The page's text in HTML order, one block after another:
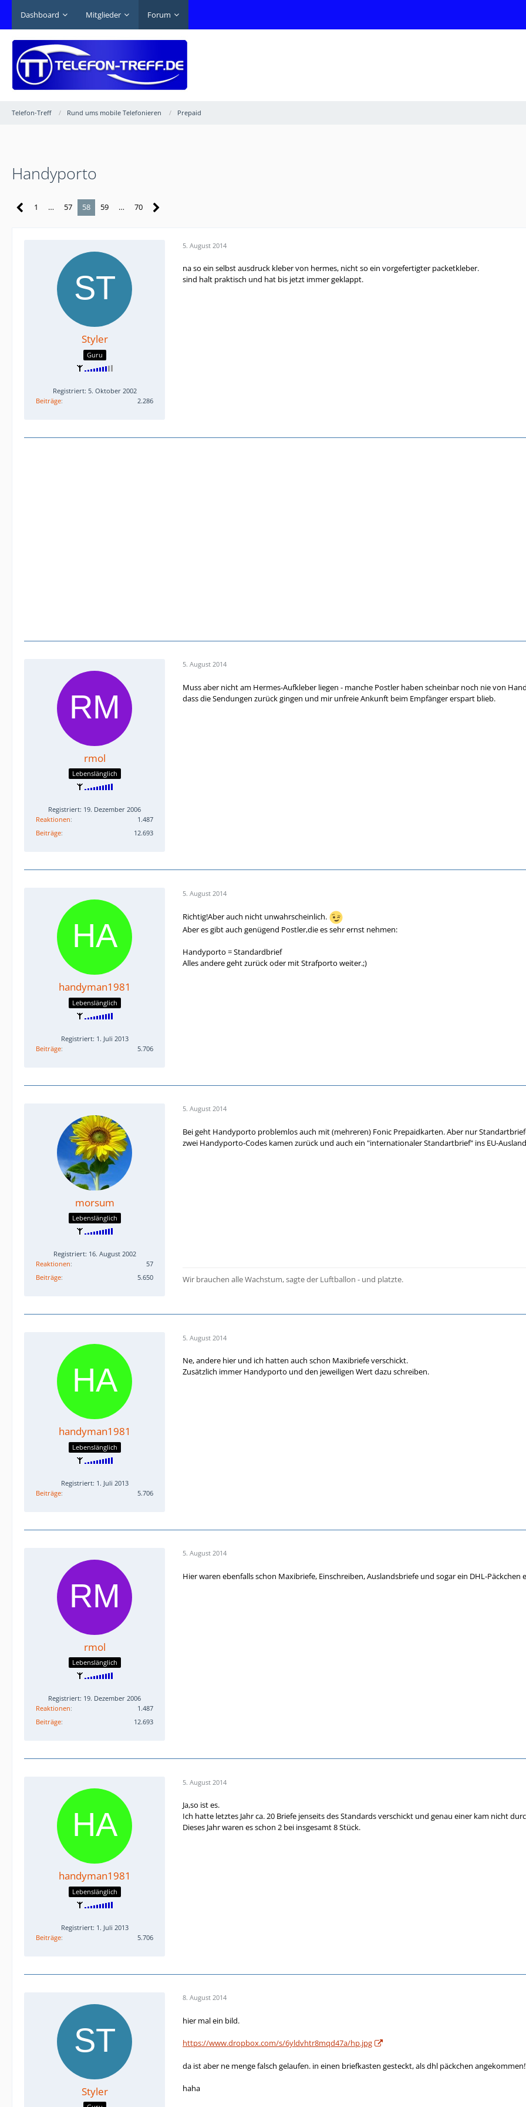
Dashboard Mitglieder Forum
Telefon-Treff Rund ums mobile Telefonieren Prepaid
Handyporto
1 … 57 58 59 … 70
Styler
Guru
Registriert: 5. Oktober 2002
Beiträge
2.286
5. August 2014
na so ein selbst ausdruck kleber von hermes, nicht so ein vorgefertigter packetkleber.
sind halt praktisch und hat bis jetzt immer geklappt.
rmol
Lebenslänglich
Registriert: 19. Dezember 2006
Reaktionen
1.487
Beiträge
12.693
5. August 2014
Muss aber nicht am Hermes-Aufkleber liegen - manche Postler haben scheinbar noch nie von
dass die Sendungen zurück gingen und mir unfreie Ankunft beim Empfänger erspart blieb.
handyman1981
Lebenslänglich
Registriert: 1. Juli 2013
Beiträge
5.706
5. August 2014
Richtig!Aber auch nicht unwahrscheinlich.
Aber es gibt auch genügend Postler,die es sehr ernst nehmen:
Handyporto = Standardbrief
Alles andere geht zurück oder mit Strafporto weiter.;)
morsum
Lebenslänglich
Registriert: 16. August 2002
Reaktionen
57
Beiträge
5.650
5. August 2014
Bei geht Handyporto problemlos auch mit (mehreren) Fonic Prepaidkarten. Aber nur
zwei Handyporto-Codes kamen zurück und auch ein "internationaler Standartbrief" ins EU-
Wir brauchen alle Wachstum, sagte der Luftballon - und platzte.
handyman1981
Lebenslänglich
Registriert: 1. Juli 2013
Beiträge
5.706
5. August 2014
Ne, andere hier und ich hatten auch schon Maxibriefe verschickt.
Zusätzlich immer Handyporto und den jeweiligen Wert dazu schreiben.
rmol
Lebenslänglich
Registriert: 19. Dezember 2006
Reaktionen
1.487
Beiträge
12.693
5. August 2014
Hier waren ebenfalls schon Maxibriefe, Einschreiben, Auslandsbriefe und sogar ein DHL-
handyman1981
Lebenslänglich
Registriert: 1. Juli 2013
Beiträge
5.706
5. August 2014
Ja,so ist es.
Ich hatte letztes Jahr ca. 20 Briefe jenseits des Standards verschickt und genau einer kam nicht
Dieses Jahr waren es schon 2 bei insgesamt 8 Stück.
Styler
8. August 2014
hier mal ein bild.
https://www.dropbox.com/s/6yldvhtr8mqd47a/hp.jpg
da ist aber ne menge falsch gelaufen. in einen briefkasten gesteckt, als dhl päckchen
haha